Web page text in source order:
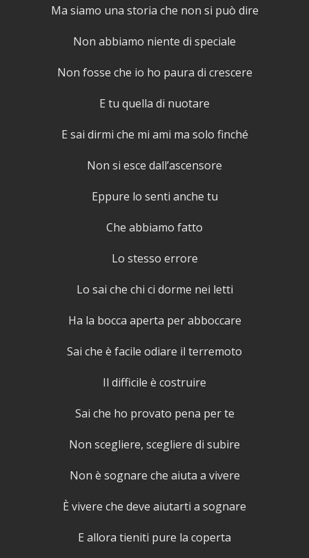
Ma siamo una storia che non si può dire
Non abbiamo niente di speciale
Non fosse che io ho paura di crescere
E tu quella di nuotare
E sai dirmi che mi ami ma solo finché
Non si esce dall’ascensore
Eppure lo senti anche tu
Che abbiamo fatto
Lo stesso errore
Lo sai che chi ci dorme nei letti
Ha la bocca aperta per abboccare
Sai che è facile odiare il terremoto
Il difficile è costruire
Sai che ho provato pena per te
Non scegliere, scegliere di subire
Non è sognare che aiuta a vivere
È vivere che deve aiutarti a sognare
E allora tieniti pure la coperta